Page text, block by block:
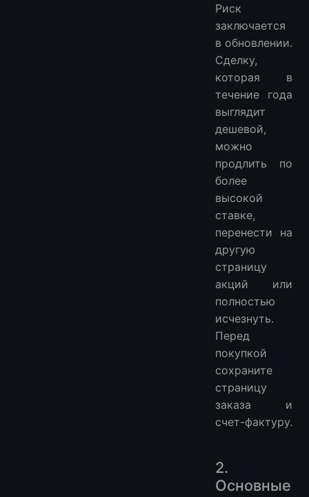
Риск
заключается
в обновлении.
Сделку,
которая в
течение года
выглядит
дешевой,
можно
продлить по
более
высокой
ставке,
перенести на
другую
страницу
акций или
полностью
исчезнуть.
Перед
покупкой
сохраните
страницу
заказа и
счет-фактуру.
2.
Основные